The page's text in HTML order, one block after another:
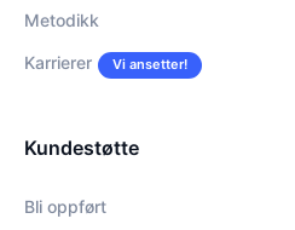
Metodikk
Karrierer Vi ansetter!
Kundestøtte
Bli oppført